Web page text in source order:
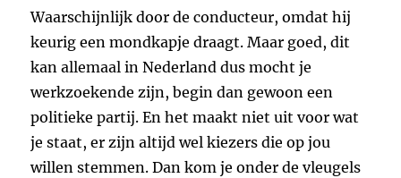
Waarschijnlijk door de conducteur, omdat hij
keurig een mondkapje draagt. Maar goed, dit
kan allemaal in Nederland dus mocht je
werkzoekende zijn, begin dan gewoon een
politieke partij. En het maakt niet uit voor wat
je staat, er zijn altijd wel kiezers die op jou
willen stemmen. Dan kom je onder de vleugels